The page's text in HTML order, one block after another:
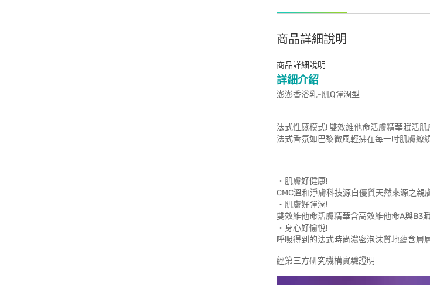
商品詳細說明
商品詳細說明
詳細介紹
澎澎香浴乳-肌Q彈潤型
法式性感模式! 雙效維他命活膚精華賦活
法式香氛如巴黎微風輕拂在每一吋肌膚繚
‧肌膚好健康!
CMC溫和淨膚科技源自優質天然來源之
‧肌膚好彈潤!
雙效維他命活膚精華含高效維他命A與B3
‧身心好愉悅!
呼吸得到的法式時尚濃密泡沫質地蘊含層
經第三方研究機構實驗證明